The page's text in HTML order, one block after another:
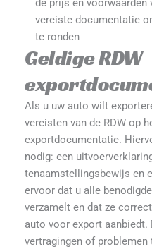
de prijs en
vereiste documentatie
te ronden
Geldige RDW
Als u uw auto wilt
vereisten van de RDW op
exportdocumentatie.
nodig: een
tenaamstellingsbewijs en
ervoor dat u alle
verzamelt en dat ze
auto voor export
vertragingen of